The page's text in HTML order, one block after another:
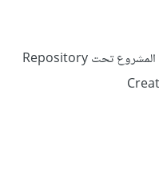
اكتبي اسم المشروع تحت Repository